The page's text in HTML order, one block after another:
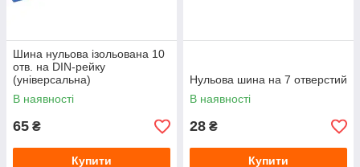
Шина нульова ізольована 10
отв. на DIN-рейку
(універсальна)
В наявності
65 ₴
Купити
Нульова шина на 7 отверстий
В наявності
28 ₴
Купити